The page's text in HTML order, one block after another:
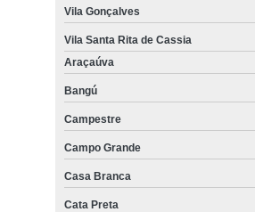
Vila Gonçalves
Vila Santa Rita de Cassia
Araçaúva
Bangú
Campestre
Campo Grande
Casa Branca
Cata Preta